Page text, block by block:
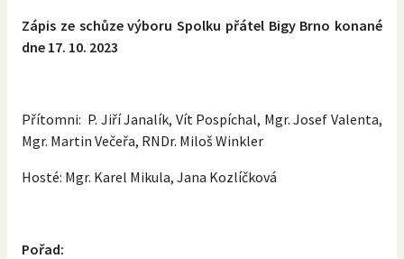
Zápis ze schůze výboru Spolku přátel Bigy Brno konané
dne 17. 10. 2023
Přítomni: P. Jiří Janalík, Vít Pospíchal, Mgr. Josef Valenta,
Mgr. Martin Večeřa, RNDr. Miloš Winkler
Hosté: Mgr. Karel Mikula, Jana Kozlíčková
Pořad: